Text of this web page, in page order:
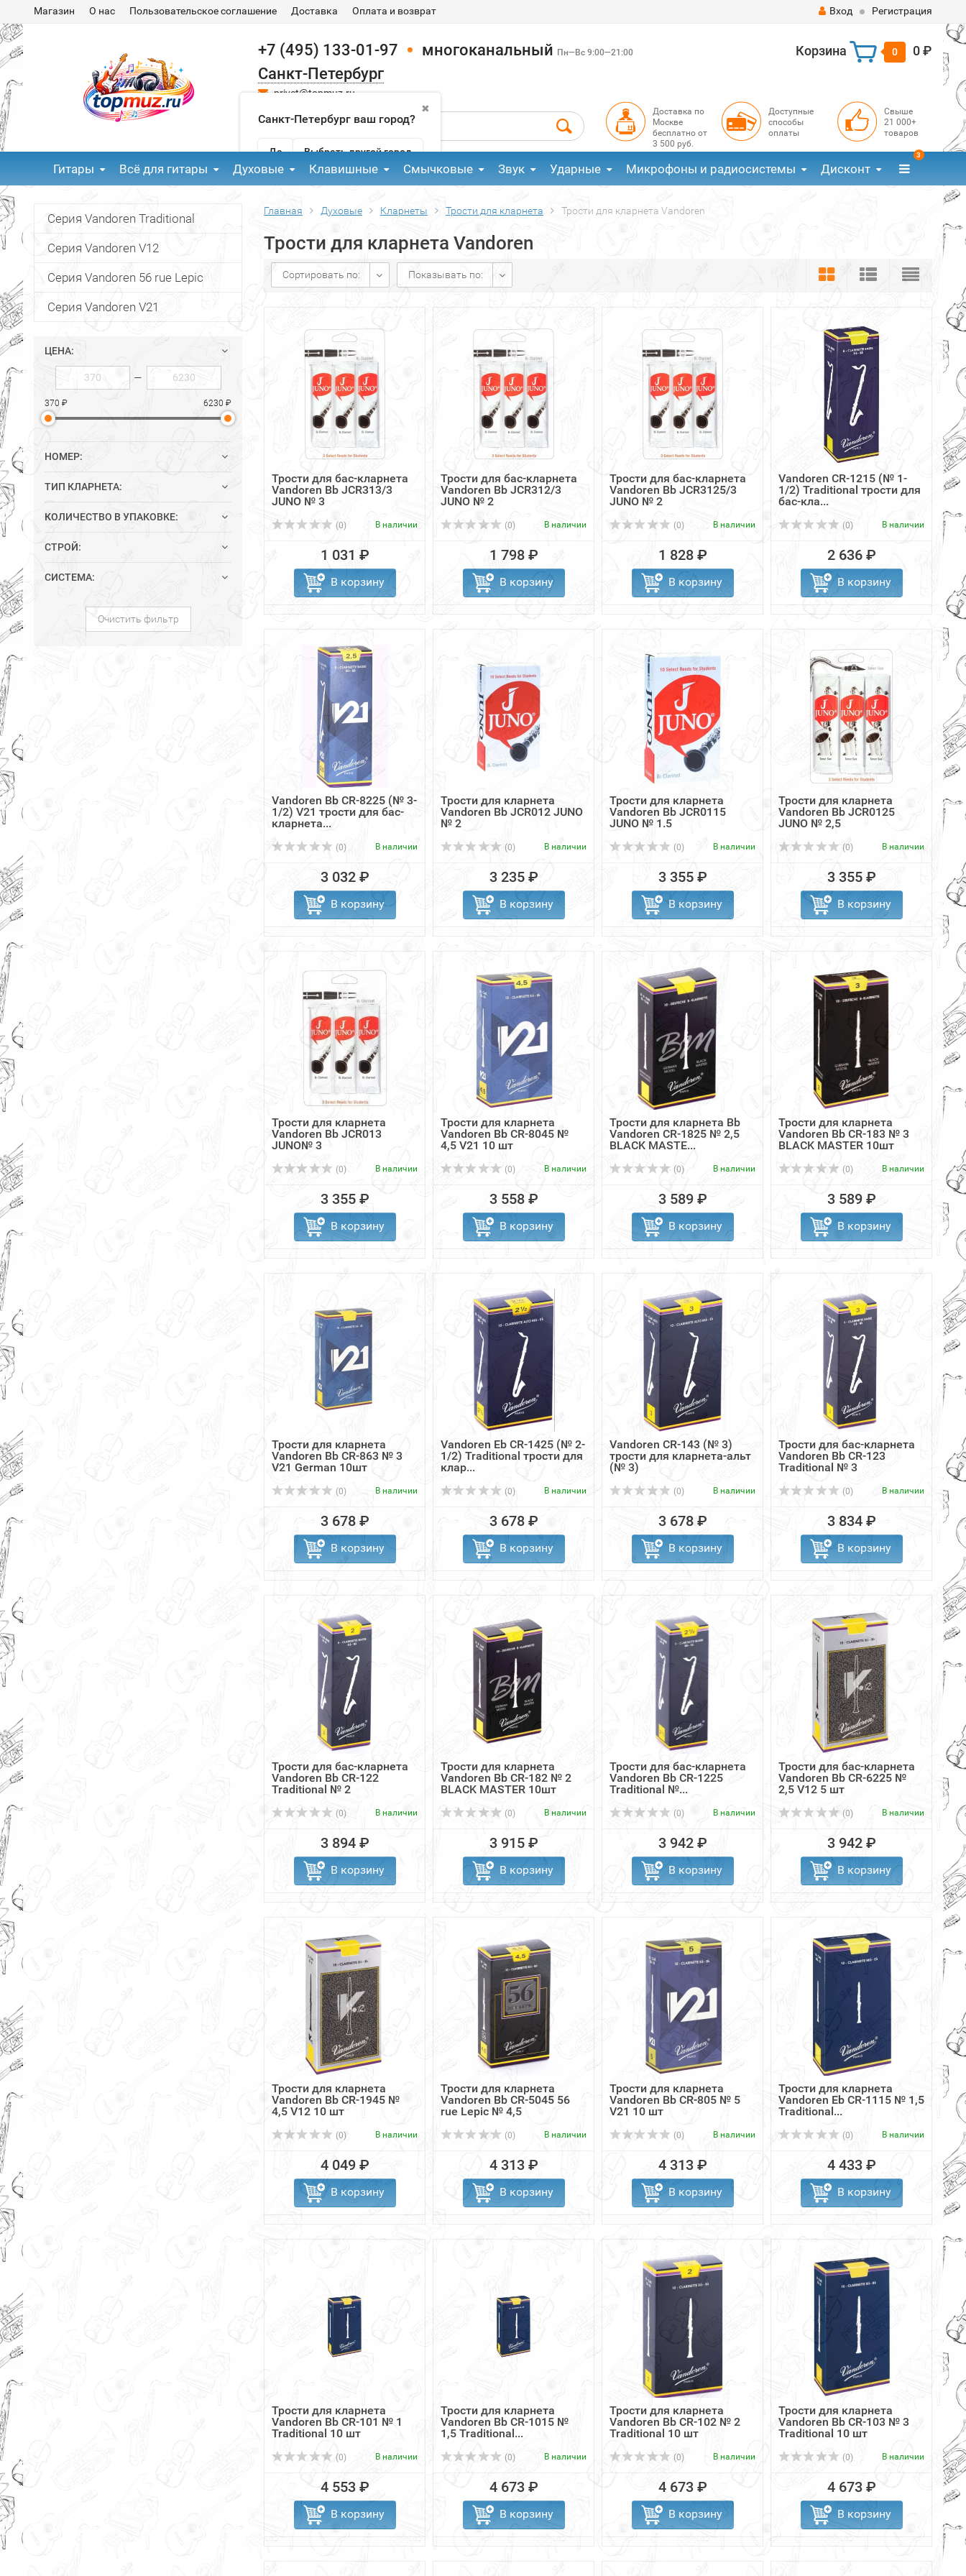
Магазин О нас Пользовательское соглашение Доставка Оплата и возврат Вход Регистрация
+7 (495) 133-01-97 многоканальный Пн—Вс 9:00—21:00
Санкт-Петербург
✖
Санкт-Петербург ваш город?
Да Выбрать другой город
privet@topmuz.ru
Корзина 0 0 ₽
Доставка по
Москве
бесплатно от
3 500 руб.
Доступные
способы
оплаты
Свыше
21 000+
товаров
Гитары Всё для гитары Духовые Клавишные Смычковые Звук Ударные Микрофоны и радиосистемы Дисконт
3
Серия Vandoren Traditional
Серия Vandoren V12
Серия Vandoren 56 rue Lepic
Серия Vandoren V21
ЦЕНА:
—
370 ₽ 6230 ₽
НОМЕР:
ТИП КЛАРНЕТА:
КОЛИЧЕСТВО В УПАКОВКЕ:
СТРОЙ:
СИСТЕМА:
Очистить фильтр
Главная Духовые Кларнеты Трости для кларнета Трости для кларнета Vandoren
Трости для кларнета Vandoren
Сортировать по: Показывать по:
Трости для бас-кларнета
Vandoren Bb JCR313/3
JUNO № 3
(0) В наличии
1 031 ₽
В корзину
Трости для бас-кларнета
Vandoren Bb JCR312/3
JUNO № 2
(0) В наличии
1 798 ₽
В корзину
Трости для бас-кларнета
Vandoren Bb JCR3125/3
JUNO № 2
(0) В наличии
1 828 ₽
В корзину
Vandoren CR-1215 (№ 1-
1/2) Traditional трости для
бас-кла...
(0) В наличии
2 636 ₽
В корзину
Vandoren Bb CR-8225 (№ 3-
1/2) V21 трости для бас-
кларнета...
(0) В наличии
3 032 ₽
В корзину
Трости для кларнета
Vandoren Bb JCR012 JUNO
№ 2
(0) В наличии
3 235 ₽
В корзину
Трости для кларнета
Vandoren Bb JCR0115
JUNO № 1.5
(0) В наличии
3 355 ₽
В корзину
Трости для кларнета
Vandoren Bb JCR0125
JUNO № 2,5
(0) В наличии
3 355 ₽
В корзину
Трости для кларнета
Vandoren Bb JCR013
JUNO№ 3
(0) В наличии
3 355 ₽
В корзину
Трости для кларнета
Vandoren Bb CR-8045 №
4,5 V21 10 шт
(0) В наличии
3 558 ₽
В корзину
Трости для кларнета Bb
Vandoren CR-1825 № 2,5
BLACK MASTE...
(0) В наличии
3 589 ₽
В корзину
Трости для кларнета
Vandoren Bb CR-183 № 3
BLACK MASTER 10шт
(0) В наличии
3 589 ₽
В корзину
Трости для кларнета
Vandoren Bb CR-863 № 3
V21 German 10шт
(0) В наличии
3 678 ₽
В корзину
Vandoren Eb CR-1425 (№ 2-
1/2) Traditional трости для
клар...
(0) В наличии
3 678 ₽
В корзину
Vandoren CR-143 (№ 3)
трости для кларнета-альт
(№ 3)
(0) В наличии
3 678 ₽
В корзину
Трости для бас-кларнета
Vandoren Bb CR-123
Traditional № 3
(0) В наличии
3 834 ₽
В корзину
Трости для бас-кларнета
Vandoren Bb CR-122
Traditional № 2
(0) В наличии
3 894 ₽
В корзину
Трости для кларнета
Vandoren Bb CR-182 № 2
BLACK MASTER 10шт
(0) В наличии
3 915 ₽
В корзину
Трости для бас-кларнета
Vandoren Bb CR-1225
Traditional №...
(0) В наличии
3 942 ₽
В корзину
Трости для бас-кларнета
Vandoren Bb CR-6225 №
2,5 V12 5 шт
(0) В наличии
3 942 ₽
В корзину
Трости для кларнета
Vandoren Bb CR-1945 №
4,5 V12 10 шт
(0) В наличии
4 049 ₽
В корзину
Трости для кларнета
Vandoren Bb CR-5045 56
rue Lepic № 4,5
(0) В наличии
4 313 ₽
В корзину
Трости для кларнета
Vandoren Bb CR-805 № 5
V21 10 шт
(0) В наличии
4 313 ₽
В корзину
Трости для кларнета
Vandoren Eb CR-1115 № 1,5
Traditional...
(0) В наличии
4 433 ₽
В корзину
Трости для кларнета
Vandoren Bb CR-101 № 1
Traditional 10 шт
(0) В наличии
4 553 ₽
В корзину
Трости для кларнета
Vandoren Bb CR-1015 №
1,5 Traditional...
(0) В наличии
4 673 ₽
В корзину
Трости для кларнета
Vandoren Bb CR-102 № 2
Traditional 10 шт
(0) В наличии
4 673 ₽
В корзину
Трости для кларнета
Vandoren Bb CR-103 № 3
Traditional 10 шт
(0) В наличии
4 673 ₽
В корзину